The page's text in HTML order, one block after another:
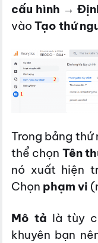
cấu hình →
vàoTạo thứ
Trong bảng thứ
thể chọn Tên
nó xuất hiện
Chọn phạm vi
Mô tả là tùy
khuyên bạn